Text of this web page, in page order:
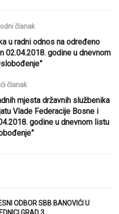
članak
u radni odnos na određeno
02.04.2018. godine u dnevnom
članak
mjesta državnih službenika
Vlade Federacije Bosne i
godine u dnevnom listu
ODBOR SBB BANOVIĆI U